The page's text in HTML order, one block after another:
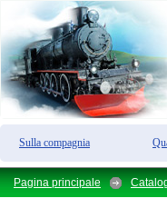
Sulla compagnia
Pagina principale